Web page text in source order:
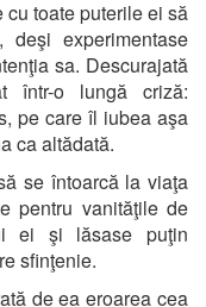
cu toate puterile ei să
experimentase
sa. Descurajată
într-o lungă criză:
pe care îl iubea aşa
ca altădată.
se întoarcă la viaţa
pentru vanităţile de
ei şi lăsase puţin
sfinţenie.
de ea eroarea cea